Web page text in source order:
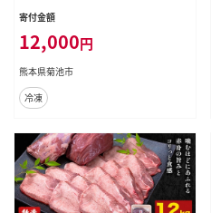
有限会社旭志村ふれあいセンター
《90日以内に出荷予定(土日祝除く)》
ハンバーグ メンチカツ セット 牛肉
豚肉 肉 和牛 ブランド牛 惣菜 おか
ず 冷凍食品 菊池市産 旭志産 冷凍
送料無料---001-1956---
寄付金額
12,000円
熊本県菊池市
冷凍